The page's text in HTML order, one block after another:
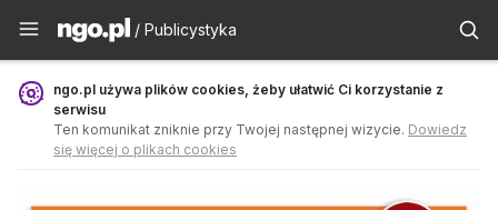
Publicystyka - ngo.pl
/ Publicystyka
ngo.pl używa plików cookies, żeby ułatwić Ci korzystanie z
serwisu
Ten komunikat zniknie przy Twojej następnej wizycie. Dowiedz
się więcej o plikach cookies